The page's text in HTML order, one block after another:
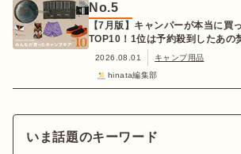
No.5
【7月版】キャンパーが本当に買
TOP10！1位は予約殺到したあの
2026.08.01
キャンプ用品
hinata編集部
いま話題のキーワード